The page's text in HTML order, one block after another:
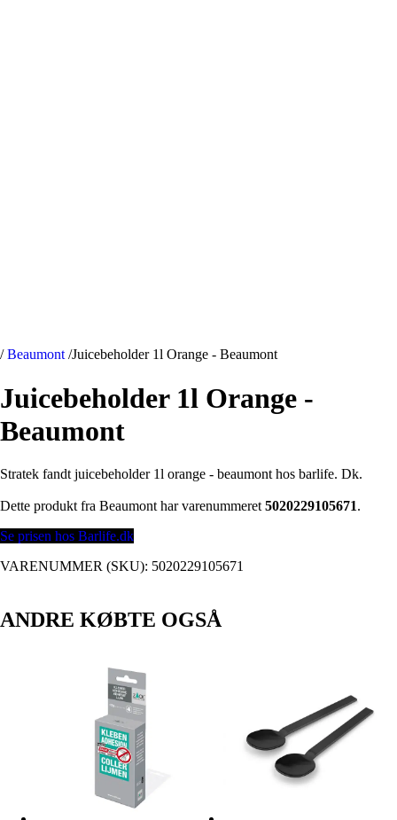
/ Beaumont /Juicebeholder 1l Orange - Beaumont
Juicebeholder 1l Orange -
Beaumont
Stratek fandt juicebeholder 1l orange - beaumont hos barlife. Dk.
Dette produkt fra Beaumont har varenummeret 5020229105671.
Se prisen hos Barlife.dk
VARENUMMER (SKU): 5020229105671
ANDRE KØBTE OGSÅ